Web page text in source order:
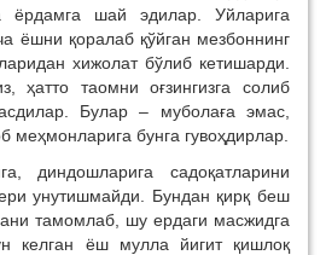
ёрдамга шай эдилар. Уйларига
ёшни қоралаб қўйган мезбоннинг
хижолат бўлиб кетишарди.
ҳатто таомни оғзингизга солиб
Булар – муболаға эмас,
меҳмонларига бунга гувоҳдирлар.
диндошларига садоқатларини
унутишмайди. Бундан қирқ беш
тамомлаб, шу ердаги масжидга
келган ёш мулла йигит қишлоқ